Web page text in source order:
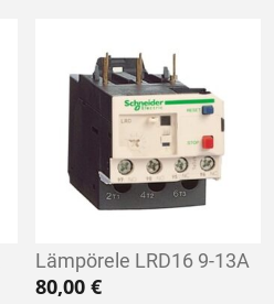
Lämpörele LRD16 9-13A
80,00€